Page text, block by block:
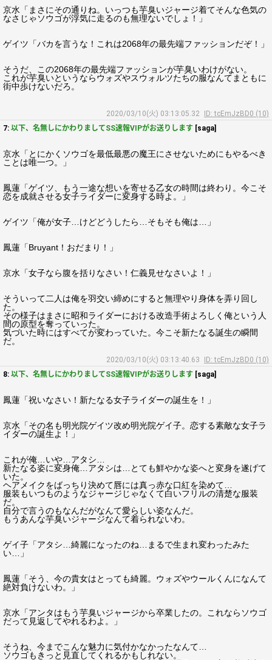
京水「まさにその通りね。いっつも芋臭いジャージ着てそんな色気の
なさじゃソウゴが浮気に走るのも無理ないでしょ！」
ゲイツ「バカを言うな！これは2068年の最先端ファッションだぞ！」
そうだ、この2068年の最先端ファッションが芋臭いわけがない。
これが芋臭いというならウォズやスウォルツたちの服なんてまともに
街中歩けないだろ。
2020/03/10(火) 03:13:05.32
ID: tcEmJzBD0 (10)
7: 以下、名無しにかわりましてSS速報VIPがお送りします [saga]
京水「とにかくソウゴを最低最悪の魔王にさせないためにもやるべき
ことは唯一つ。」
鳳蓮「ゲイツ、もう一途な想いを寄せる乙女の時間は終わり。今こそ
恋を成就させる女子ライダーに変身する時よ。」
ゲイツ「俺が女子…けどどうしたら…そもそも俺は…」
鳳蓮「Bruyant！おだまり！」
京水「女子なら腹を括りなさい！仁義見せなさいよ！」
そういって二人は俺を羽交い締めにすると無理やり身体を弄り回し
た。
その様子はまさに昭和ライダーにおける改造手術よろしく俺という人
間の原型を奪っていった。
気づいた時にはすべてが変わっていた。今こそ新たなる誕生の瞬間
だ。
2020/03/10(火) 03:13:40.63
ID: tcEmJzBD0 (10)
8: 以下、名無しにかわりましてSS速報VIPがお送りします [saga]
鳳蓮「祝いなさい！新たなる女子ライダーの誕生を！」
京水「その名も明光院ゲイツ改め明光院ゲイ子。恋する素敵な女子ラ
イダーの誕生よ！」
これが俺…いや…アタシ…
新たなる姿に変身俺…アタシは…とても鮮やかな姿へと変身を遂げて
いた。
ヘアメイクをばっちり決めて唇には真っ赤な口紅を染めて…
服装もいつものようなジャージじゃなくて白いフリルの清楚な服装
だ。
自分で言うのもなんだがなんて愛らしい姿なんだ。
もうあんな芋臭いジャージなんて着られないわ。
ゲイ子「アタシ…綺麗になったのね…まるで生まれ変わったみた
い…」
鳳蓮「そう、今の貴女はとっても綺麗。ウォズやウールくんになんて
絶対負けないわ。」
京水「アンタはもう芋臭いジャージから卒業したの。これならソウゴ
だって見返してやれるわよ。」
そうね、今までこんな魅力に気付かなかったなんて…
ソウゴもきっと見直してくれるかもしれない。